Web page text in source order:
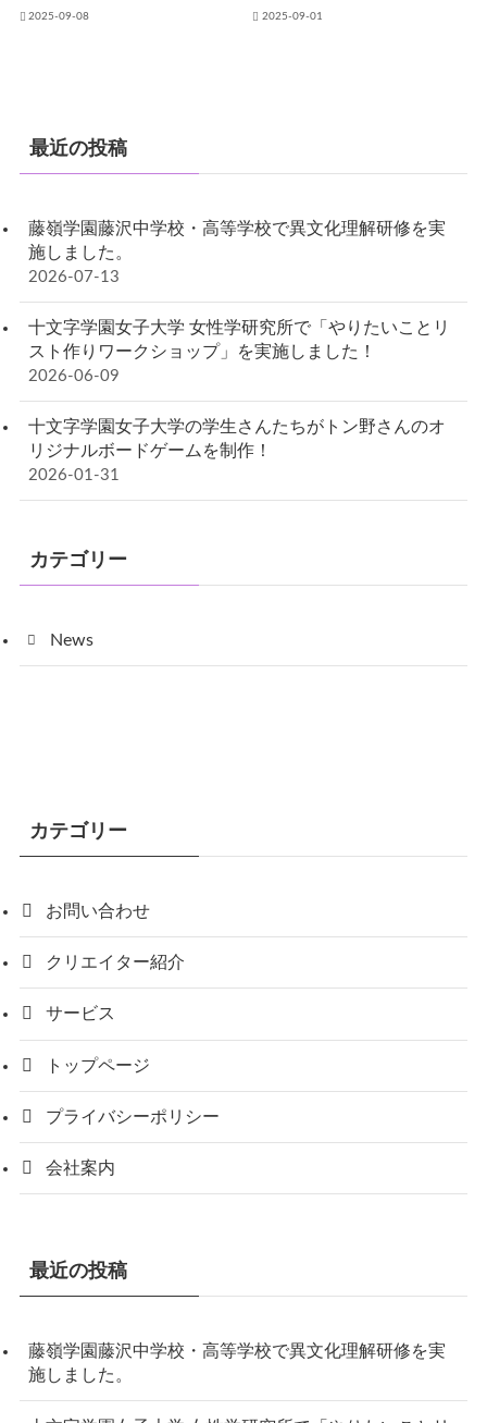
2025-09-08 2025-09-01
最近の投稿
藤嶺学園藤沢中学校・高等学校で異文化理解研修を実
施しました。
2026-07-13
十文字学園女子大学 女性学研究所で「やりたいことリ
スト作りワークショップ」を実施しました！
2026-06-09
十文字学園女子大学の学生さんたちがトン野さんのオ
リジナルボードゲームを制作！
2026-01-31
カテゴリー
News
カテゴリー
お問い合わせ
クリエイター紹介
サービス
トップページ
プライバシーポリシー
会社案内
最近の投稿
藤嶺学園藤沢中学校・高等学校で異文化理解研修を実
施しました。